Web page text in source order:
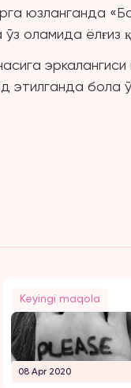
юзланганда
оламида ёлғиз
эркалангиси
этилганда бола
Keyingi maqola
08 Apr 2020